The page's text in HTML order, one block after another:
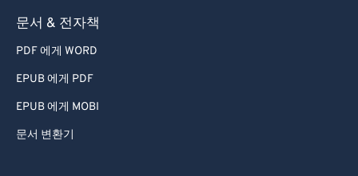
문서 & 전자책
PDF 에게 WORD
EPUB 에게 PDF
EPUB 에게 MOBI
문서 변환기